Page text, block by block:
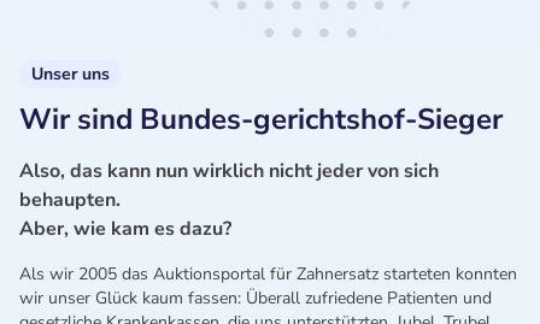
Unser uns
Wir sind Bundes-gerichtshof-Sieger
Also, das kann nun wirklich nicht jeder von sich
behaupten.
Aber, wie kam es dazu?
Als wir 2005 das Auktionsportal für Zahnersatz starteten konnten
wir unser Glück kaum fassen: Überall zufriedene Patienten und